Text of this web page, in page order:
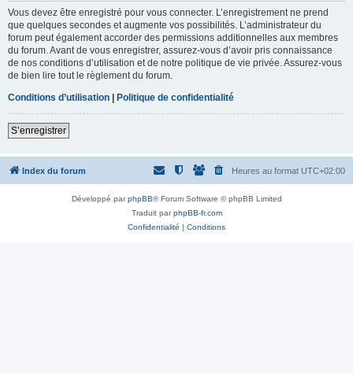
Vous devez être enregistré pour vous connecter. L’enregistrement ne prend
que quelques secondes et augmente vos possibilités. L’administrateur du
forum peut également accorder des permissions additionnelles aux membres
du forum. Avant de vous enregistrer, assurez-vous d’avoir pris connaissance
de nos conditions d’utilisation et de notre politique de vie privée. Assurez-vous
de bien lire tout le règlement du forum.
Conditions d’utilisation | Politique de confidentialité
S’enregistrer
Index du forum Heures au format UTC+02:00
Développé parphpBB® Forum Software © phpBB Limited
Traduit parphpBB-fr.com
Confidentialité | Conditions